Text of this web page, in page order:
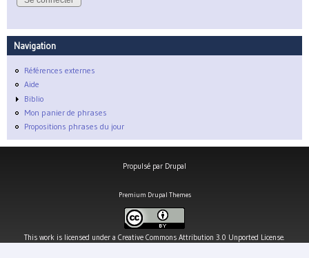
Navigation
Références externes
Aide
Biblio
Mon panier de phrases
Propositions phrases du jour
Propulsé par Drupal
Premium Drupal Themes
This work is licensed under a Creative Commons Attribution 3.0 Unported License.